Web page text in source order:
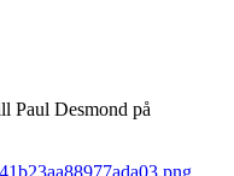
Paul Desmond på